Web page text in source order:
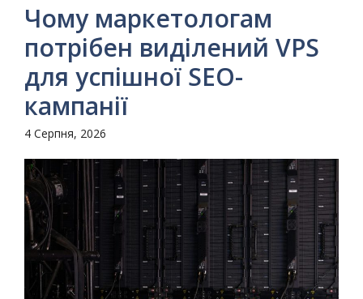
Чому маркетологам
потрібен виділений VPS
для успішної SEO-
кампанії
4 Серпня, 2026